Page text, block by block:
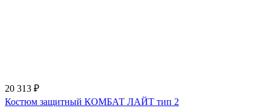
20 313 ₽
Костюм защитный КОМБАТ ЛАЙТ тип 2